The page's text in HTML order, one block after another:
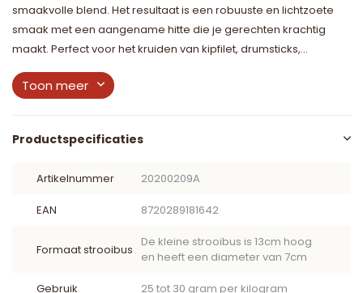
smaakvolle blend. Het resultaat is een robuuste en lichtzoete
smaak met een aangename hitte die je gerechten krachtig
maakt. Perfect voor het kruiden van kipfilet, drumsticks,...
Toon meer
Productspecificaties
Artikelnummer 20200209A
EAN 8720289181642
Formaat strooibus
De kleine strooibus is 13cm hoog
en heeft een diameter van 7cm
Gebruik 25 tot 30 gram per kilogram